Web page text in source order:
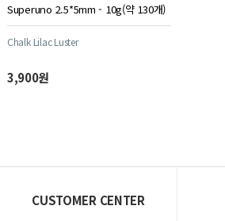
Superuno 2.5*5mm - 10g(약 130개)
Chalk Lilac Luster
3,900원
CUSTOMER CENTER